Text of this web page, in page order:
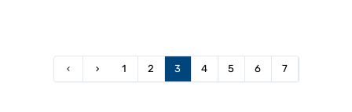
1 2 3 4 5 6 7